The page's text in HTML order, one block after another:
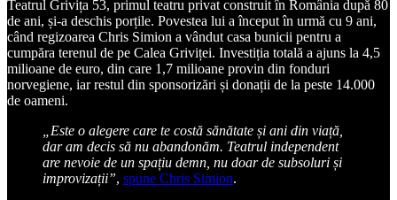
Teatrul Grivița 53, primul teatru privat construit în România după 80
de ani, și-a deschis porțile. Povestea lui a început în urmă cu 9 ani,
când regizoarea Chris Simion a vândut casa bunicii pentru a
cumpăra terenul de pe Calea Griviței. Investiția totală a ajuns la 4,5
milioane de euro, din care 1,7 milioane provin din fonduri
norvegiene, iar restul din sponsorizări și donații de la peste 14.000
de oameni.
„Este o alegere care te costă sănătate și ani din viață,
dar am decis să nu abandonăm. Teatrul independent
are nevoie de un spațiu demn, nu doar de subsoluri și
improvizații”, spune Chris Simion.